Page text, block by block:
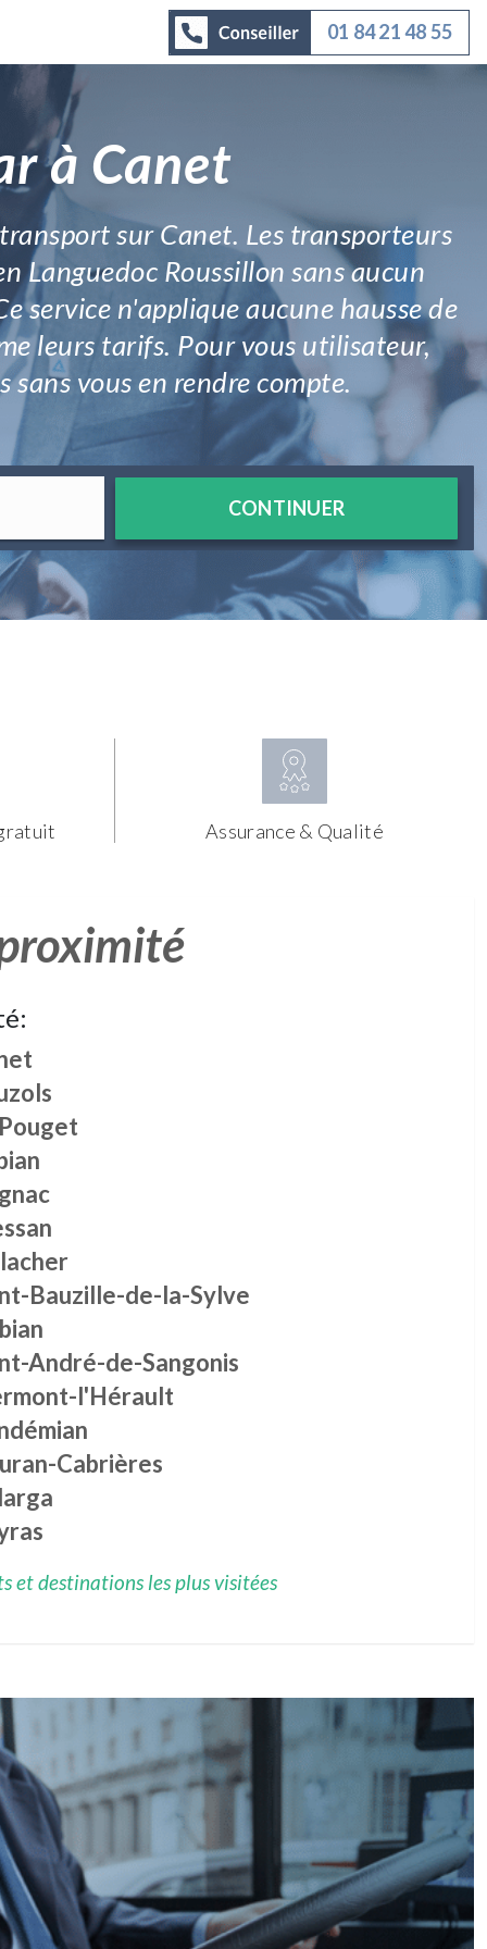
01 84 21 48 55
à Canet
sur Canet. Les transporteurs
Languedoc Roussillon sans aucun
service n'applique aucune hausse de
leurs tarifs. Pour vous utilisateur,
vous en rendre compte.
CONTINUER
Assurance & Qualité
Bauzille-de-la-Sylve
André-de-Sangonis
l'Hérault
Cabrières
et destinations les plus visitées